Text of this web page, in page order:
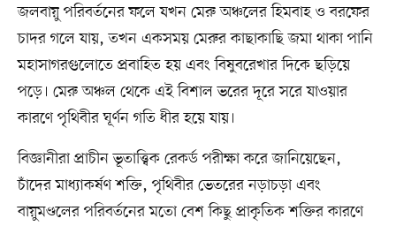
জলবায়ু পরিবর্তনের ফলে যখন মেরু অঞ্চলের হিমবাহ ও বরফের
চাদর গলে যায়, তখন একসময় মেরুর কাছাকাছি জমা থাকা পানি
মহাসাগরগুলোতে প্রবাহিত হয় এবং বিষুবরেখার দিকে ছড়িয়ে
পড়ে। মেরু অঞ্চল থেকে এই বিশাল ভরের দূরে সরে যাওয়ার
কারণে পৃথিবীর ঘূর্ণন গতি ধীর হয়ে যায়।
বিজ্ঞানীরা প্রাচীন ভূতাত্ত্বিক রেকর্ড পরীক্ষা করে জানিয়েছেন,
চাঁদের মাধ্যাকর্ষণ শক্তি, পৃথিবীর ভেতরের নড়াচড়া এবং
বায়ুমণ্ডলের পরিবর্তনের মতো বেশ কিছু প্রাকৃতিক শক্তির কারণে